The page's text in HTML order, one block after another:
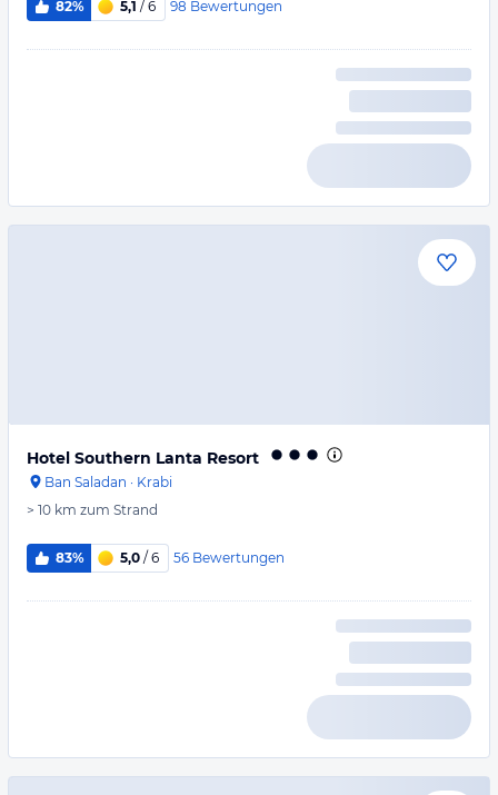
82% 5,1 / 6 98 Bewertungen
Hotel Southern Lanta Resort
Ban Saladan · Krabi
> 10 km zum Strand
83% 5,0 / 6 56 Bewertungen